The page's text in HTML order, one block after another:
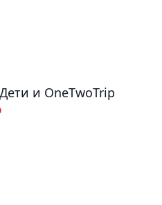
и OneTwoTrip